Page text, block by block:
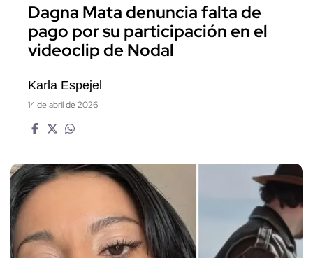
Dagna Mata denuncia falta de
pago por su participación en el
videoclip de Nodal
Karla Espejel
14 de abril de 2026